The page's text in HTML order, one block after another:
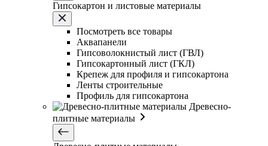
Гипсокартон и листовые материалы
Посмотреть все товары
Аквапанели
Гипсоволокнистый лист (ГВЛ)
Гипсокартонный лист (ГКЛ)
Крепеж для профиля и гипсокартона
Ленты строительные
Профиль для гипсокартона
Древесно-
плитные материалы